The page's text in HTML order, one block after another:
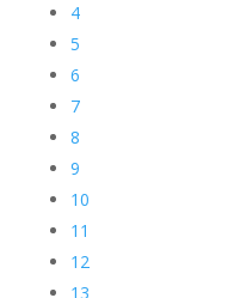
4
5
6
7
8
9
10
11
12
13